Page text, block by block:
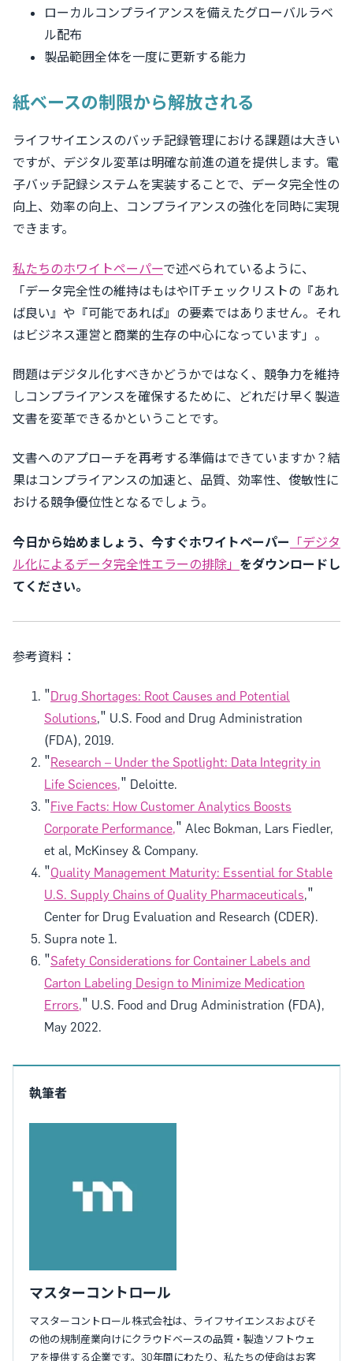
ローカルコンプライアンスを備えたグローバルラベ
ル配布
製品範囲全体を一度に更新する能力
紙ベースの制限から解放される
ライフサイエンスのバッチ記録管理における課題は大きい
ですが、デジタル変革は明確な前進の道を提供します。電
子バッチ記録システムを実装することで、データ完全性の
向上、効率の向上、コンプライアンスの強化を同時に実現
できます。
私たちのホワイトペーパーで述べられているように、
「データ完全性の維持はもはやITチェックリストの『あれ
ば良い』や『可能であれば』の要素ではありません。それ
はビジネス運営と商業的生存の中心になっています」。
問題はデジタル化すべきかどうかではなく、競争力を維持
しコンプライアンスを確保するために、どれだけ早く製造
文書を変革できるかということです。
文書へのアプローチを再考する準備はできていますか？結
果はコンプライアンスの加速と、品質、効率性、俊敏性に
おける競争優位性となるでしょう。
今日から始めましょう、今すぐホワイトペーパー 「デジタ
ル化によるデータ完全性エラーの排除」 をダウンロードし
てください。
参考資料：
"Drug Shortages: Root Causes and Potential
Solutions," U.S. Food and Drug Administration
(FDA), 2019.
"Research – Under the Spotlight: Data Integrity in
Life Sciences," Deloitte.
"Five Facts: How Customer Analytics Boosts
Corporate Performance," Alec Bokman, Lars Fiedler,
et al, McKinsey & Company.
"Quality Management Maturity: Essential for Stable
U.S. Supply Chains of Quality Pharmaceuticals,"
Center for Drug Evaluation and Research (CDER).
Supra note 1.
"Safety Considerations for Container Labels and
Carton Labeling Design to Minimize Medication
Errors," U.S. Food and Drug Administration (FDA),
May 2022.
執筆者
マスターコントロール
マスターコントロール株式会社は、ライフサイエンスおよびそ
の他の規制産業向けにクラウドベースの品質・製造ソフトウェ
アを提供する企業です。30年間にわたり、私たちの使命はお客